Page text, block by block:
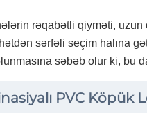
rəqabətli qiyməti, uzun
sərfəli seçim halına
səbəb olur ki, bu
PVC Köpük